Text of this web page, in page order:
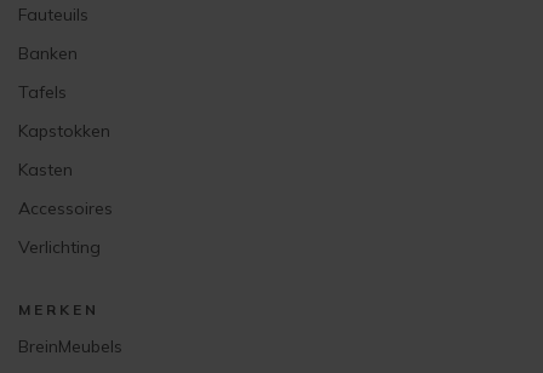
Fauteuils
Banken
Tafels
Kapstokken
Kasten
Accessoires
Verlichting
MERKEN
BreinMeubels